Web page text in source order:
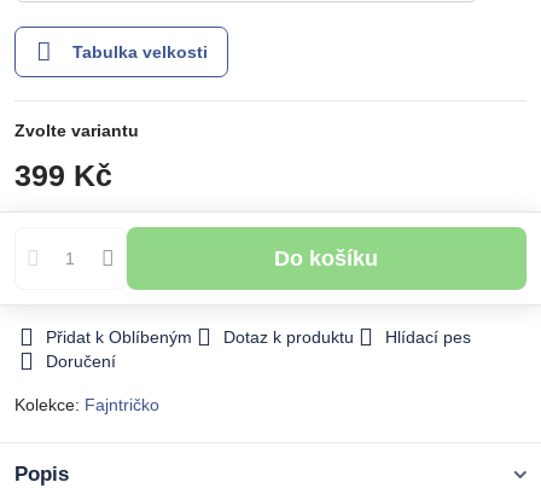
Tabulka velkosti
Zvolte variantu
399 Kč
Do košíku
Přidat k Oblíbeným Dotaz k produktu
Hlídací pes
Doručení
Kolekce: Fajntričko
Popis